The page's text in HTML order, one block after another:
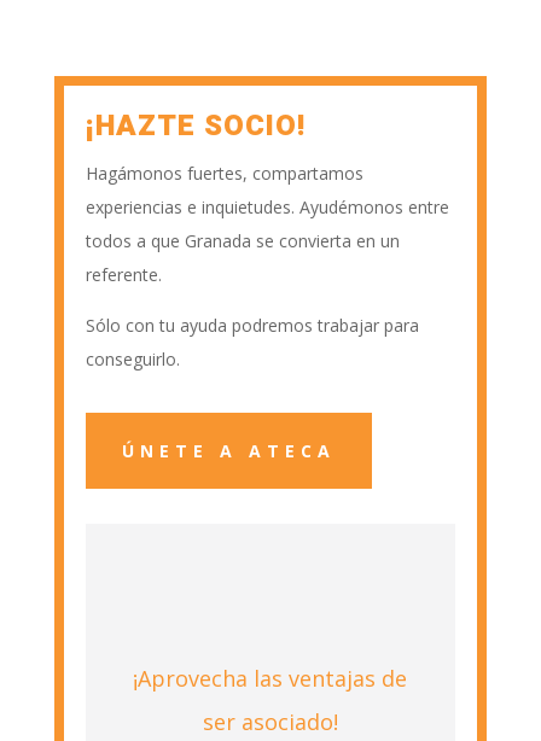
¡HAZTE SOCIO!
Hagámonos fuertes, compartamos
experiencias e inquietudes. Ayudémonos entre
todos a que Granada se convierta en un
referente.
Sólo con tu ayuda podremos trabajar para
conseguirlo.
ÚNETE A ATECA
¡Aprovecha las ventajas de
ser asociado!